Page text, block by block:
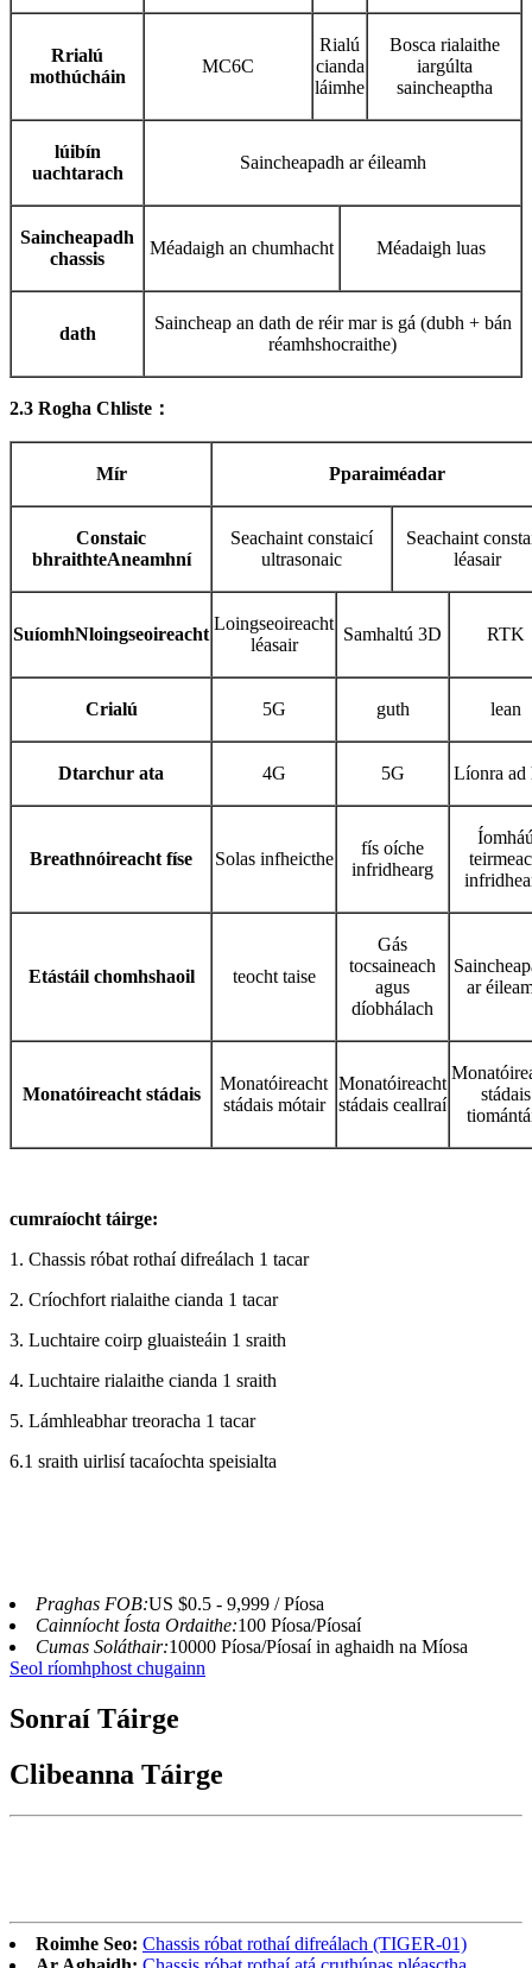
Rrialú
mothúcháin
MC6C
Rialú
cianda
láimhe
Bosca rialaithe
iargúlta
saincheaptha
lúibín
uachtarach
Saincheapadh ar éileamh
Saincheapadh
chassis
Méadaigh an chumhacht Méadaigh luas
dath
Saincheap an dath de réir mar is gá (dubh + bán
réamhshocraithe)
2.3 Rogha Chliste ：
Mír Pparaiméadar
Constaic
bhraithteAneamhní
Seachaint constaicí
ultrasonaic
Seachaint
léasair
SuíomhNloingseoireacht
Loingseoireacht
léasair
Samhaltú 3D RTK
Crialú 5G guth lean
Dtarchur ata 4G 5G Líonra ad
Breathnóireacht físe Solas infheicthe
fís oíche
infridhearg
Etástáil chomhshaoil teocht taise
Gás
tocsaineach
agus
díobhálach
ar
Monatóireacht stádais
Monatóireacht
stádais mótair
Monatóireacht
stádais ceallraí
stádais
cumraíocht táirge:
1. Chassis róbat rothaí difreálach 1 tacar
2. Críochfort rialaithe cianda 1 tacar
3. Luchtaire coirp gluaisteáin 1 sraith
4. Luchtaire rialaithe cianda 1 sraith
5. Lámhleabhar treoracha 1 tacar
6.1 sraith uirlisí tacaíochta speisialta
Praghas FOB:US $0.5 - 9,999 / Píosa
Cainníocht Íosta Ordaithe:100 Píosa/Píosaí
Cumas Soláthair:10000 Píosa/Píosaí in aghaidh na Míosa
Seol ríomhphost chugainn
Sonraí Táirge
Clibeanna Táirge
Roimhe Seo: Chassis róbat rothaí difreálach (TIGER-01)